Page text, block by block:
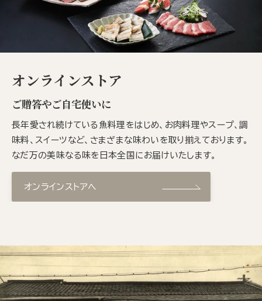
オンラインストア
ご贈答やご自宅使いに
長年愛され続けている魚料理をはじめ、お肉料理やスープ、調
味料、スイーツなど、さまざまな味わいを取り揃えております。
なだ万の美味なる味を日本全国にお届けいたします。
オンラインストアへ